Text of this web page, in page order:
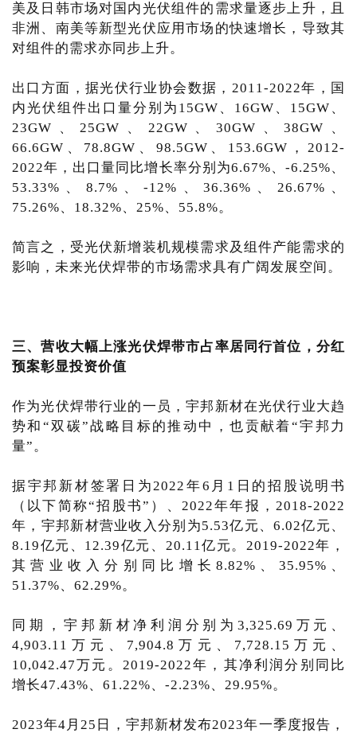
美及日韩市场对国内光伏组件的需求量逐步上升，且
非洲、南美等新型光伏应用市场的快速增长，导致其
对组件的需求亦同步上升。
出口方面，据光伏行业协会数据，2011-2022年，国
内光伏组件出口量分别为15GW、16GW、15GW、
23GW、25GW、22GW、30GW、38GW、
66.6GW、78.8GW、98.5GW、153.6GW，2012-
2022年，出口量同比增长率分别为6.67%、-6.25%、
53.33%、8.7%、-12%、36.36%、26.67%、
75.26%、18.32%、25%、55.8%。
简言之，受光伏新增装机规模需求及组件产能需求的
影响，未来光伏焊带的市场需求具有广阔发展空间。
三、营收大幅上涨光伏焊带市占率居同行首位，分红
预案彰显投资价值
作为光伏焊带行业的一员，宇邦新材在光伏行业大趋
势和“双碳”战略目标的推动中，也贡献着“宇邦力
量”。
据宇邦新材签署日为2022年6月1日的招股说明书
（以下简称“招股书”）、2022年年报，2018-2022
年，宇邦新材营业收入分别为5.53亿元、6.02亿元、
8.19亿元、12.39亿元、20.11亿元。2019-2022年，
其营业收入分别同比增长8.82%、35.95%、
51.37%、62.29%。
同期，宇邦新材净利润分别为3,325.69万元、
4,903.11万元、7,904.8万元、7,728.15万元、
10,042.47万元。2019-2022年，其净利润分别同比
增长47.43%、61.22%、-2.23%、29.95%。
2023年4月25日，宇邦新材发布2023年一季度报告，